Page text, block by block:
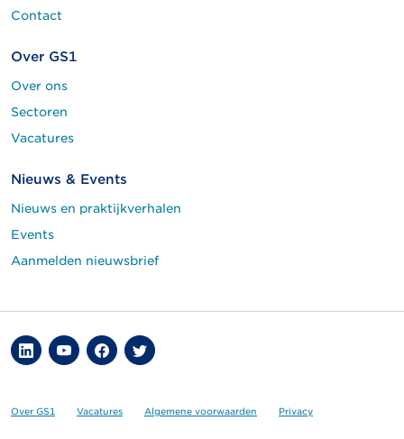
Contact
Over GS1
Over ons
Sectoren
Vacatures
Nieuws & Events
Nieuws en praktijkverhalen
Events
Aanmelden nieuwsbrief
Over GS1 Vacatures Algemene voorwaarden Privacy